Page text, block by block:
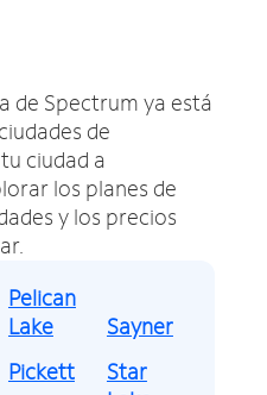
de Spectrum ya está
de
ciudad a
los planes de
y los precios
Pelican
Lake
Pickett
Sayner
Star